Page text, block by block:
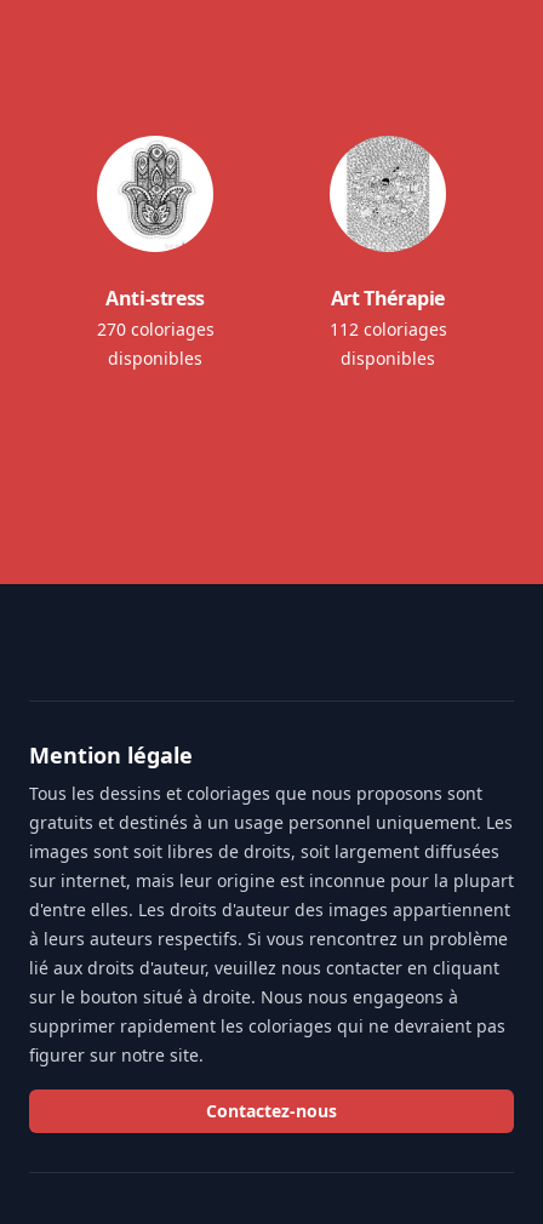
Anti-stress
270 coloriages
disponibles
Art Thérapie
112 coloriages
disponibles
Mention légale
Tous les dessins et coloriages que nous proposons sont
gratuits et destinés à un usage personnel uniquement. Les
images sont soit libres de droits, soit largement diffusées
sur internet, mais leur origine est inconnue pour la plupart
d'entre elles. Les droits d'auteur des images appartiennent
à leurs auteurs respectifs. Si vous rencontrez un problème
lié aux droits d'auteur, veuillez nous contacter en cliquant
sur le bouton situé à droite. Nous nous engageons à
supprimer rapidement les coloriages qui ne devraient pas
figurer sur notre site.
Contactez-nous